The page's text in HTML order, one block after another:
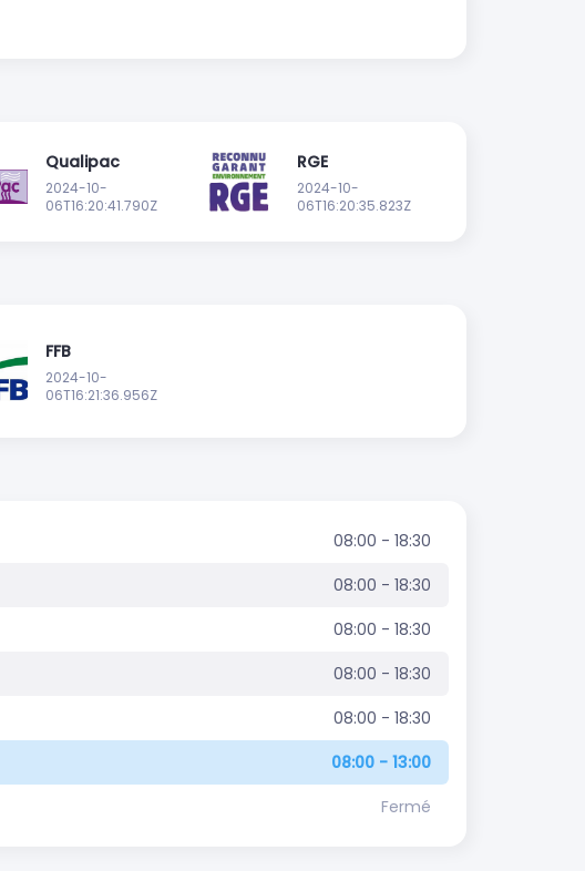
Qualipac
2024-10-
06T16:20:41.790Z
RGE
2024-10-
06T16:20:35.823Z
FFB
2024-10-
06T16:21:36.956Z
08:00 - 18:30
08:00 - 18:30
08:00 - 18:30
08:00 - 18:30
08:00 - 18:30
08:00 - 13:00
Fermé